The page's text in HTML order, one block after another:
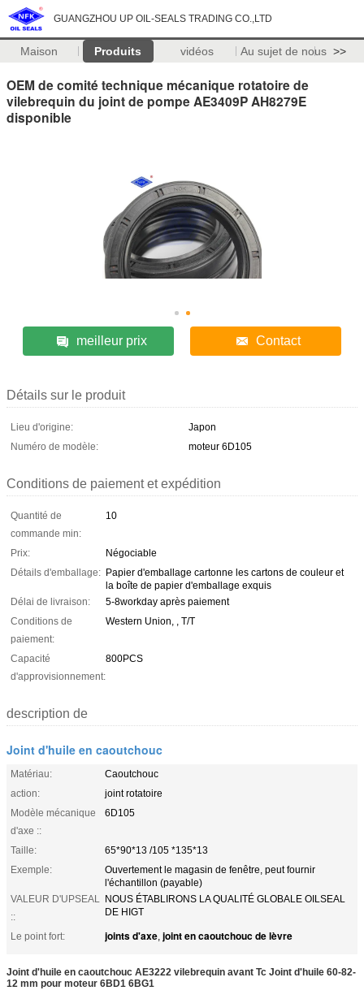
GUANGZHOU UP OIL-SEALS TRADING CO.,LTD
Maison Produits vidéos Au sujet de nous >>
OEM de comité technique mécanique rotatoire de
vilebrequin du joint de pompe AE3409P AH8279E
disponible
meilleur prix Contact
Détails sur le produit
Lieu d'origine:
Japon
Numéro de modèle:
moteur 6D105
Conditions de paiement et expédition
Quantité de
commande min:
10
Prix:
Négociable
Détails d'emballage: Papier d'emballage cartonne les cartons de couleur et
la boîte de papier d'emballage exquis
Délai de livraison:
5-8workday après paiement
Conditions de
paiement:
Western Union, , T/T
Capacité
d'approvisionnement:
800PCS
description de
Joint d'huile en caoutchouc
Matériau:
Caoutchouc
action:
joint rotatoire
Modèle mécanique
d'axe ::
6D105
Taille:
65*90*13 /105 *135*13
Exemple:
Ouvertement le magasin de fenêtre, peut fournir
l'échantillon (payable)
VALEUR D'UPSEAL
::
NOUS ÉTABLIRONS LA QUALITÉ GLOBALE OILSEAL
DE HIGT
Le point fort: joints d'axe, joint en caoutchouc de lèvre
Joint d'huile en caoutchouc AE3222 vilebrequin avant Tc Joint d'huile 60-82-
12 mm pour moteur 6BD1 6BG1